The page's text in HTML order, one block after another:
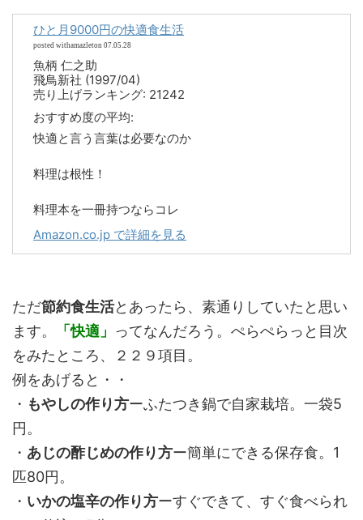
ひと月9000円の快適食生活
posted withamazleton 07.05.28
魚柄 仁之助
飛鳥新社 (1997/04)
売り上げランキング: 21242
おすすめ度の平均:
快適と言う言葉は必要なのか
料理は根性！
料理本を一冊持つならコレ
Amazon.co.jp で詳細を見る
ただ節約食生活とあったら、素通りしていたと思い
ます。
「快適」 ってなんだろう。ぺらぺらっと目次
をみたところ、２２９項目。
例をあげると・・
・ もやしの作り方ーふたつき鍋で自家栽培。一袋5
円。
・ あじの酢じめの作り方ー簡単にできる保存食。1
匹80円。
・ いかの塩辛の作り方ーすぐできて、すぐ食べられ